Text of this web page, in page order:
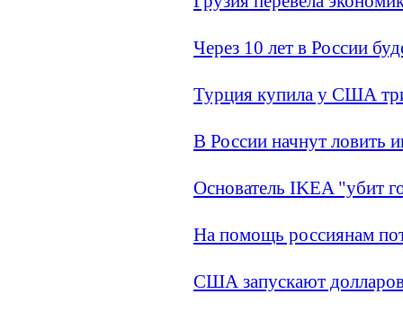
Через 10 лет в России
Турция купила у США
В России начнут ловить
Основатель IKEA "убит
На помощь россиянам
США запускают